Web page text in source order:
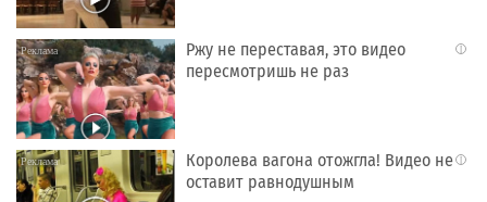
i
Ржу не переставая, это видео
пересмотришь не раз
i
Королева вагона отожгла! Видео не
оставит равнодушным